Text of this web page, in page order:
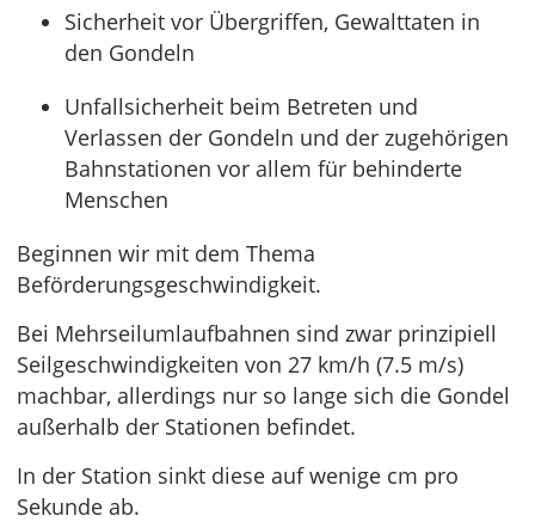
Sicherheit vor Übergriffen, Gewalttaten in
den Gondeln
Unfallsicherheit beim Betreten und
Verlassen der Gondeln und der zugehörigen
Bahnstationen vor allem für behinderte
Menschen
Beginnen wir mit dem Thema
Beförderungsgeschwindigkeit.
Bei Mehrseilumlaufbahnen sind zwar prinzipiell
Seilgeschwindigkeiten von 27 km/h (7.5 m/s)
machbar, allerdings nur so lange sich die Gondel
außerhalb der Stationen befindet.
In der Station sinkt diese auf wenige cm pro
Sekunde ab.